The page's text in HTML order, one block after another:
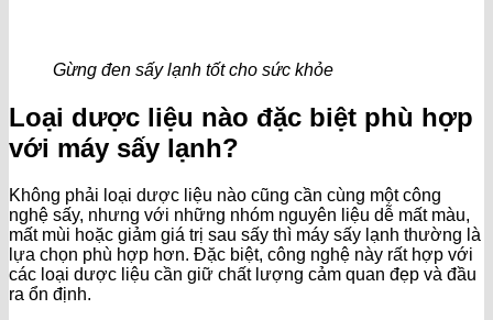
Gừng đen sấy lạnh tốt cho sức khỏe
Loại dược liệu nào đặc biệt phù hợp
với máy sấy lạnh?
Không phải loại dược liệu nào cũng cần cùng một công
nghệ sấy, nhưng với những nhóm nguyên liệu dễ mất màu,
mất mùi hoặc giảm giá trị sau sấy thì máy sấy lạnh thường là
lựa chọn phù hợp hơn. Đặc biệt, công nghệ này rất hợp với
các loại dược liệu cần giữ chất lượng cảm quan đẹp và đầu
ra ổn định.